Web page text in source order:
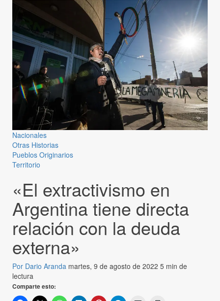
Nacionales
Otras Historias
Pueblos Originarios
Territorio
«El extractivismo en
Argentina tiene directa
relación con la deuda
externa»
Por Dario Aranda martes, 9 de agosto de 2022 5 min de
lectura
Comparte esto: